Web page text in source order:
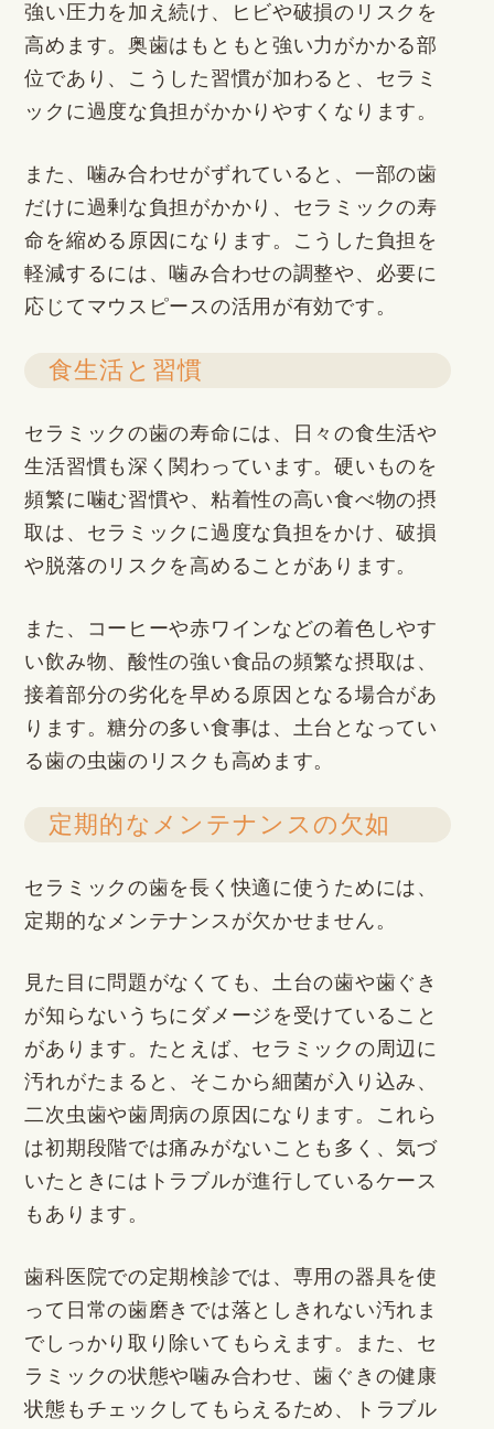
強い圧力を加え続け、ヒビや破損のリスクを
高めます。奥歯はもともと強い力がかかる部
位であり、こうした習慣が加わると、セラミ
ックに過度な負担がかかりやすくなります。
また、噛み合わせがずれていると、一部の歯
だけに過剰な負担がかかり、セラミックの寿
命を縮める原因になります。こうした負担を
軽減するには、噛み合わせの調整や、必要に
応じてマウスピースの活用が有効です。
食生活と習慣
セラミックの歯の寿命には、日々の食生活や
生活習慣も深く関わっています。硬いものを
頻繁に噛む習慣や、粘着性の高い食べ物の摂
取は、セラミックに過度な負担をかけ、破損
や脱落のリスクを高めることがあります。
また、コーヒーや赤ワインなどの着色しやす
い飲み物、酸性の強い食品の頻繁な摂取は、
接着部分の劣化を早める原因となる場合があ
ります。糖分の多い食事は、土台となってい
る歯の虫歯のリスクも高めます。
定期的なメンテナンスの欠如
セラミックの歯を長く快適に使うためには、
定期的なメンテナンスが欠かせません。
見た目に問題がなくても、土台の歯や歯ぐき
が知らないうちにダメージを受けていること
があります。たとえば、セラミックの周辺に
汚れがたまると、そこから細菌が入り込み、
二次虫歯や歯周病の原因になります。これら
は初期段階では痛みがないことも多く、気づ
いたときにはトラブルが進行しているケース
もあります。
歯科医院での定期検診では、専用の器具を使
って日常の歯磨きでは落としきれない汚れま
でしっかり取り除いてもらえます。また、セ
ラミックの状態や噛み合わせ、歯ぐきの健康
状態もチェックしてもらえるため、トラブル